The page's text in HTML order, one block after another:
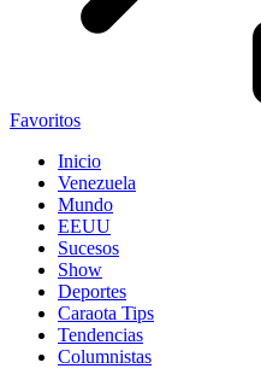
Favoritos
Inicio
Venezuela
Mundo
EEUU
Sucesos
Show
Deportes
Caraota Tips
Tendencias
Columnistas